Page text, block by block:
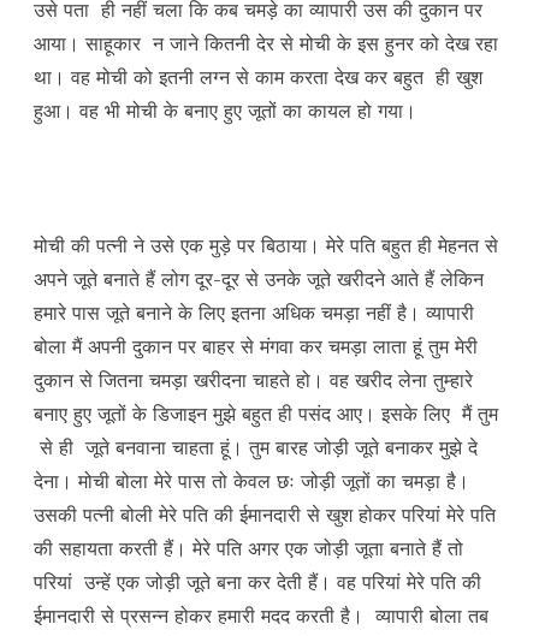
उसे पता ही नहीं चला कि कब चमड़े का व्यापारी उस की दुकान पर
आया। साहूकार न जाने कितनी देर से मोची के इस हुनर को देख रहा
था। वह मोची को इतनी लग्न से काम करता देख कर बहुत ही खुश
हुआ। वह भी मोची के बनाए हुए जूतों का कायल हो गया।
मोची की पत्नी ने उसे एक मुड़े पर बिठाया। मेरे पति बहुत ही मेहनत से
अपने जूते बनाते हैं लोग दूर-दूर से उनके जूते खरीदने आते हैं लेकिन
हमारे पास जूते बनाने के लिए इतना अधिक चमड़ा नहीं है। व्यापारी
बोला मैं अपनी दुकान पर बाहर से मंगवा कर चमड़ा लाता हूं तुम मेरी
दुकान से जितना चमड़ा खरीदना चाहते हो। वह खरीद लेना तुम्हारे
बनाए हुए जूतों के डिजाइन मुझे बहुत ही पसंद आए। इसके लिए मैं तुम
से ही जूते बनवाना चाहता हूं। तुम बारह जोड़ी जूते बनाकर मुझे दे
देना। मोची बोला मेरे पास तो केवल छः जोड़ी जूतों का चमड़ा है।
उसकी पत्नी बोली मेरे पति की ईमानदारी से खुश होकर परियां मेरे पति
की सहायता करती हैं। मेरे पति अगर एक जोड़ी जूता बनाते हैं तो
परियां उन्हें एक जोड़ी जूते बना कर देती हैं। वह परियां मेरे पति की
ईमानदारी से प्रसन्न होकर हमारी मदद करती है। व्यापारी बोला तब